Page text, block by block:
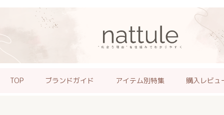
TOP ブランドガイド アイテム別特集 購入レビュ